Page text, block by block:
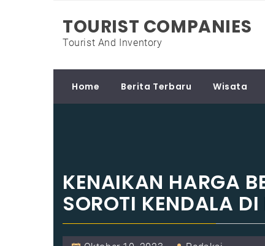
content
TOURIST COMPANIES
Tourist And Inventory
Home Berita Terbaru Wisata
KENAIKAN HARGA
SOROTI KENDALA